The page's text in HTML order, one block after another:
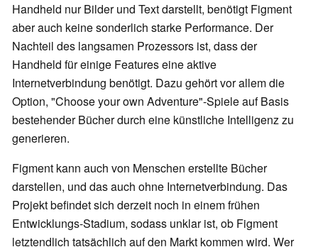
Handheld nur Bilder und Text darstellt, benötigt Figment
aber auch keine sonderlich starke Performance. Der
Nachteil des langsamen Prozessors ist, dass der
Handheld für einige Features eine aktive
Internetverbindung benötigt. Dazu gehört vor allem die
Option, "Choose your own Adventure"-Spiele auf Basis
bestehender Bücher durch eine künstliche Intelligenz zu
generieren.
Figment kann auch von Menschen erstellte Bücher
darstellen, und das auch ohne Internetverbindung. Das
Projekt befindet sich derzeit noch in einem frühen
Entwicklungs-Stadium, sodass unklar ist, ob Figment
letztendlich tatsächlich auf den Markt kommen wird. Wer